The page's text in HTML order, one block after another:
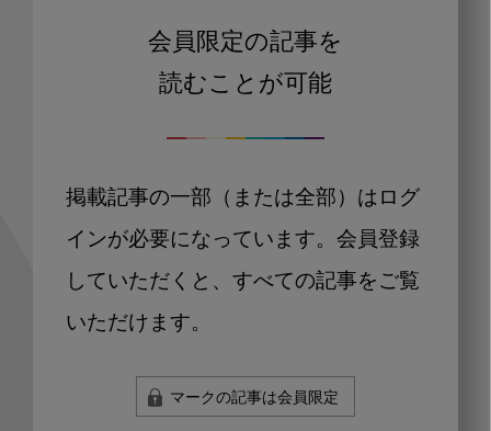
会員限定の記事を
読むことが可能
掲載記事の一部（または全部）はログ
インが必要になっています。会員登録
していただくと、すべての記事をご覧
いただけます。
マークの記事は会員限定